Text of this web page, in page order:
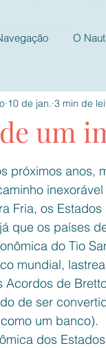
O
um
10 de jan. 3 min de
de 5 estrelas.
próximos anos,
Fria, os
que os países
do Tio
mundial,
Acordos de
de ser
um banco).
dos